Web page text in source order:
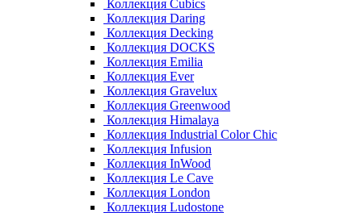
Коллекция Cubics
Коллекция Daring
Коллекция Decking
Коллекция DOCKS
Коллекция Emilia
Коллекция Ever
Коллекция Gravelux
Коллекция Greenwood
Коллекция Himalaya
Коллекция Industrial Color Chic
Коллекция Infusion
Коллекция InWood
Коллекция Le Cave
Коллекция London
Коллекция Ludostone